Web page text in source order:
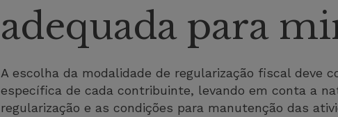
adequada para
A escolha da modalidade de regularização fiscal deve
específica de cada contribuinte, levando em conta a
regularização e as condições para manutenção das